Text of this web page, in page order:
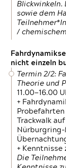
Blickwinkeln.
sowie dem
/
nicht einzeln
Termin 2/2:
Theorie und
11.00—16.00
+
Probefahrten
Trackwalk
Nürburgring-
+ Kenntnisse
Die